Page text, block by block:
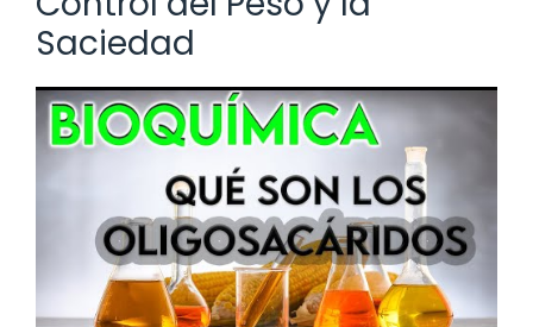
Saciedad